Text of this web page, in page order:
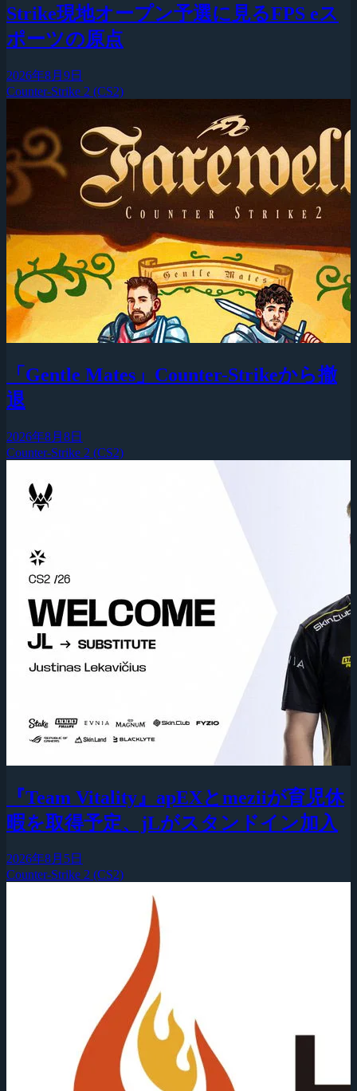
Strike現地オープン予選に見るFPS eス
ポーツの原点
2026年8月9日
Counter-Strike 2 (CS2)
「Gentle Mates」Counter-Strikeから撤
退
2026年8月8日
Counter-Strike 2 (CS2)
『Team Vitality』apEXとmeziiが育児休
暇を取得予定、jLがスタンドイン加入
2026年8月5日
Counter-Strike 2 (CS2)